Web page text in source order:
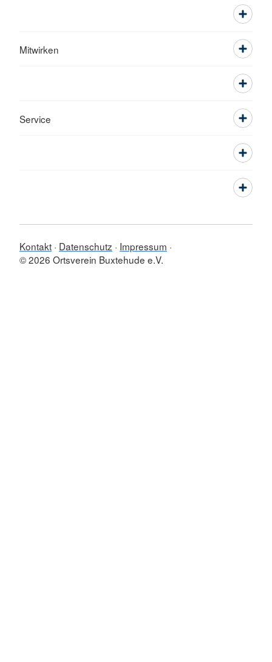
Mitwirken
Service
Kontakt Datenschutz
Impressum
© 2026 Ortsverein Buxtehude e.V.